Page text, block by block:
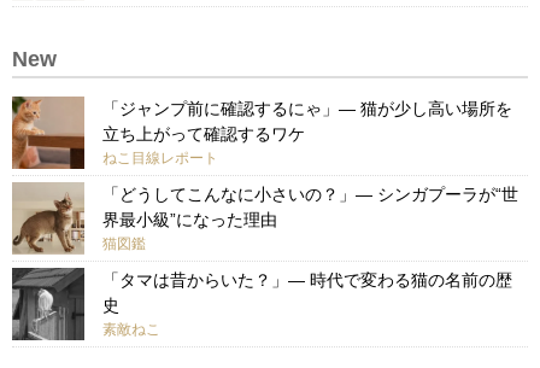
New
「ジャンプ前に確認するにゃ」— 猫が少し高い場所を
立ち上がって確認するワケ
ねこ目線レポート
「どうしてこんなに小さいの？」— シンガプーラが“世
界最小級”になった理由
猫図鑑
「タマは昔からいた？」— 時代で変わる猫の名前の歴
史
素敵ねこ